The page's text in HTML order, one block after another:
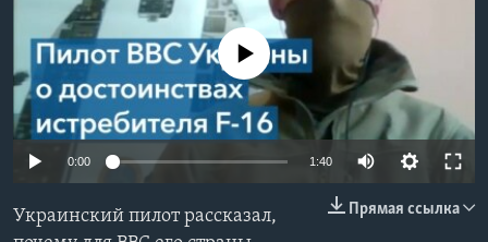
Learning English
СОЦИАЛЬНЫЕ СЕТИ
No media source currently available
0:00 1:40
Прямая ссылка
Украинский пилот рассказал,